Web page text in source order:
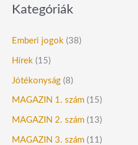
Kategóriák
Emberi jogok (38)
Hírek (15)
Jótékonyság (8)
MAGAZIN 1. szám (15)
MAGAZIN 2. szám (13)
MAGAZIN 3. szám (11)